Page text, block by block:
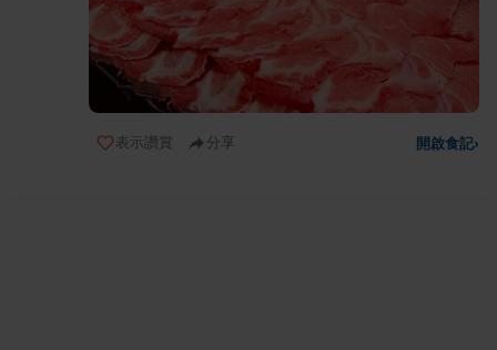
表示讚賞 分享 開啟食記›